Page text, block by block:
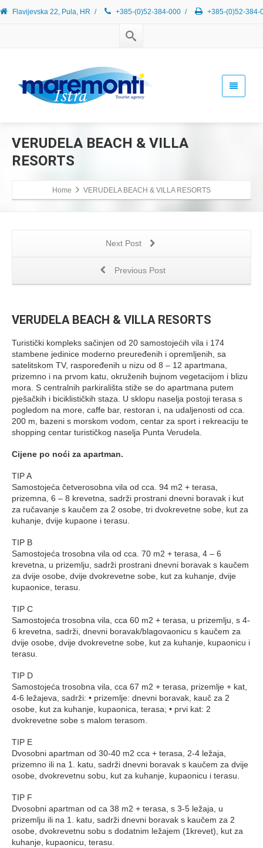
Flavijevska 22, Pula, HR / +385-(0)52-384-000 / +385-(0)52-
VERUDELA BEACH & VILLA
RESORTS
Home VERUDELA BEACH & VILLA RESORTS
Next Post
Previous Post
VERUDELA BEACH & VILLA RESORTS
Turistički kompleks sačinjen od 20 samostojećih vila i 174
stambene jedinice moderno preuređenih i opremljenih, sa
satelitskom TV, raspoređenih u nizu od 8 – 12 apartmana,
prizemno i na prvom katu, okruženih bujnom vegetacijom i blizu
mora. S centralnih parkirališta stiže se do apartmana putem
pješačkih i biciklističkih staza. U sklopu naselja postoji terasa s
pogledom na more, caffe bar, restoran i, na udaljenosti od cca.
200 m, bazeni s morskom vodom, centar za sport i rekreaciju te
shopping centar turističkog naselja Punta Verudela.
Cijene po noći za apartman.
TIP A
Samostojeća četverosobna vila od cca. 94 m2 + terasa,
prizemna, 6 – 8 krevetna, sadrži prostrani dnevni boravak i kut
za ručavanje s kaučem za 2 osobe, tri dvokrevetne sobe, kut za
kuhanje, dvije kupaone i terasu.
TIP B
Samostojeća trosobna vila od cca. 70 m2 + terasa, 4 – 6
krevetna, u prizemlju, sadrži prostrani dnevni boravak s kaučem
za dvije osobe, dvije dvokrevetne sobe, kut za kuhanje, dvije
kupaonice, terasu.
TIP C
Samostojeća trosobna vila, cca 60 m2 + terasa, u prizemlju, s 4-
6 krevetna, sadrži, dnevni boravak/blagovaonicu s kaučem za
dvije osobe, dvije dvokrevetne sobe, kut za kuhanje, kupaonicu i
terasu.
TIP D
Samostojeća trosobna vila, cca 67 m2 + terasa, prizemlje + kat,
4-6 ležajeva, sadrži: • prizemlje: dnevni boravak, kauč za 2
osobe, kut za kuhanje, kupaonica, terasa; • prvi kat: 2
dvokrevetne sobe s malom terasom.
TIP E
Dvosobni apartman od 30-40 m2 cca + terasa, 2-4 ležaja,
prizemno ili na 1. katu, sadrži dnevni boravak s kaučem za dvije
osobe, dvokrevetnu sobu, kut za kuhanje, kupaonicu i terasu.
TIP F
Dvosobni apartman od ca 38 m2 + terasa, s 3-5 ležaja, u
prizemlju ili na 1. katu, sadrži dnevni boravak s kaučem za 2
osobe, dvokrevetnu sobu s dodatnim ležajem (1krevet), kut za
kuhanje, kupaonicu, terasu.